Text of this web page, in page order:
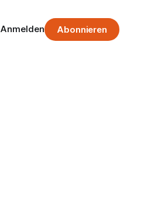
Anmelden Abonnieren